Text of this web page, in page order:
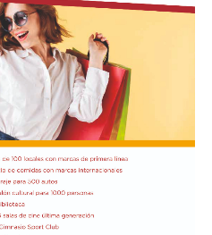
acompañaron a Bullrich los
de Asuntos
(LLA-Tierra del Fuego),
Márquez (LLA-Neuquén).
de prensa en el
NACIÓN